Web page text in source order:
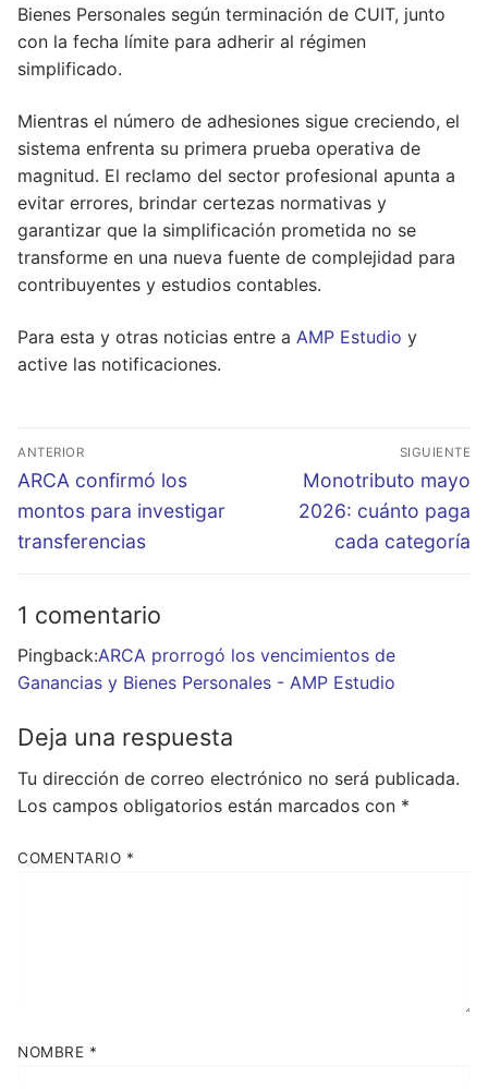
Bienes Personales según terminación de CUIT, junto
con la fecha límite para adherir al régimen
simplificado.
Mientras el número de adhesiones sigue creciendo, el
sistema enfrenta su primera prueba operativa de
magnitud. El reclamo del sector profesional apunta a
evitar errores, brindar certezas normativas y
garantizar que la simplificación prometida no se
transforme en una nueva fuente de complejidad para
contribuyentes y estudios contables.
Para esta y otras noticias entre a AMP Estudio y
active las notificaciones.
Navegación
de
entradas
ANTERIOR
Entrada
anterior:
ARCA confirmó los
montos para investigar
transferencias
SIGUIENTE
Entrada
siguiente:
Monotributo mayo
2026: cuánto paga
cada categoría
1 comentario
Pingback:ARCA prorrogó los vencimientos de
Ganancias y Bienes Personales - AMP Estudio
Deja una respuesta
Tu dirección de correo electrónico no será publicada.
Los campos obligatorios están marcados con *
COMENTARIO *
NOMBRE *